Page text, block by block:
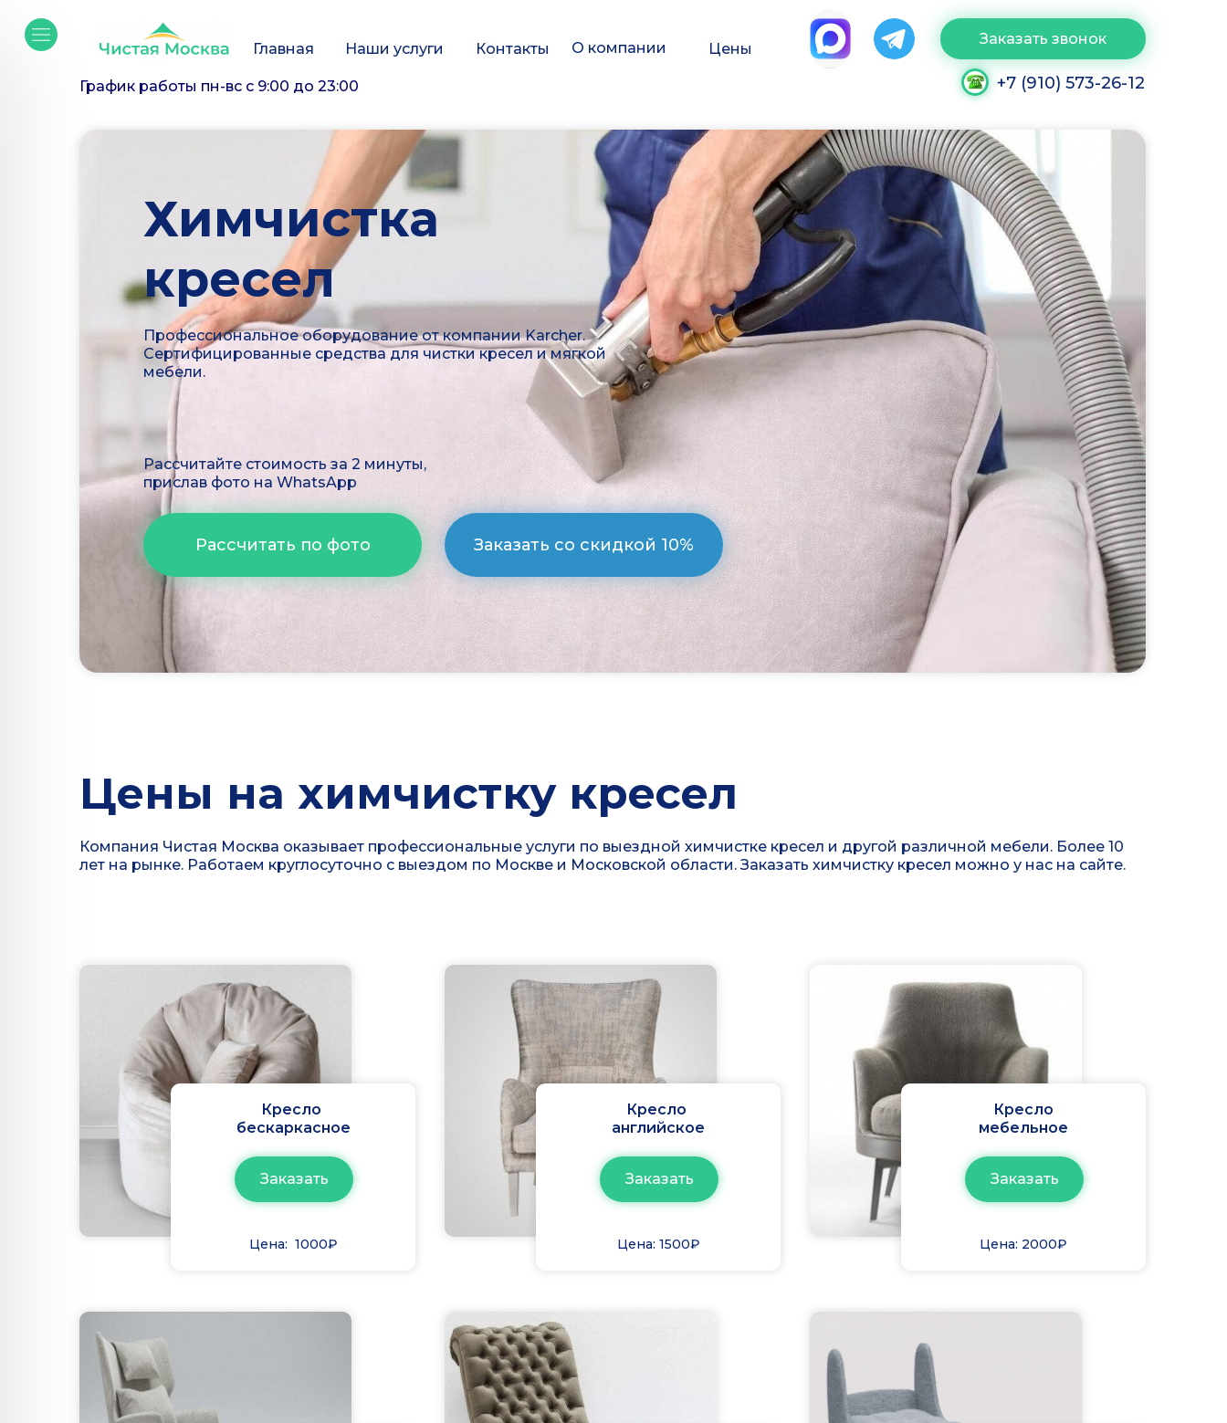
Наши услуги
Заказать звонок
Контакты О компании
Главная
+7 (910) 573-26-12
Цены
График работы пн-вс с 9:00 до 23:00
Химчистка
кресел
Рассчитать по фото
Профессиональное оборудование от компании Karcher.
Сертифицированные средства для чистки кресел и мягкой
мебели.
Рассчитайте стоимость за 2 минуты,
прислав фото на WhatsApp
Заказать со скидкой 10%
Цены на химчистку кресел
Компания Чистая Москва оказывает профессиональные услуги по выездной химчистке кресел и другой различной мебели. Более 10
лет на рынке. Работаем круглосуточно с выездом по Москве и Московской области. Заказать химчистку кресел можно у нас на сайте.
Заказать
Кресло
бескаркасное
Цена: 1000₽
Кресло
английское
Кресло
мебельное
Заказать Заказать
Цена: 1500₽ Цена: 2000₽